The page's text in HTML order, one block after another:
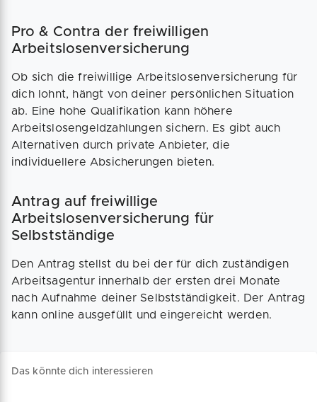
Pro & Contra der freiwilligen
Arbeitslosenversicherung
Ob sich die freiwillige Arbeitslosenversicherung für
dich lohnt, hängt von deiner persönlichen Situation
ab. Eine hohe Qualifikation kann höhere
Arbeitslosengeldzahlungen sichern. Es gibt auch
Alternativen durch private Anbieter, die
individuellere Absicherungen bieten.
Antrag auf freiwillige
Arbeitslosenversicherung für
Selbstständige
Den Antrag stellst du bei der für dich zuständigen
Arbeitsagentur innerhalb der ersten drei Monate
nach Aufnahme deiner Selbstständigkeit. Der Antrag
kann online ausgefüllt und eingereicht werden.
Das könnte dich interessieren